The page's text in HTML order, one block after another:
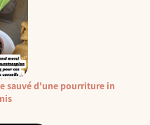
sauvé d'une pourriture in